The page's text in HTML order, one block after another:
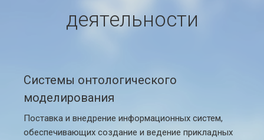
деятельности
Системы онтологического
моделирования
Поставка и внедрение информационных систем,
обеспечивающих создание и ведение прикладных